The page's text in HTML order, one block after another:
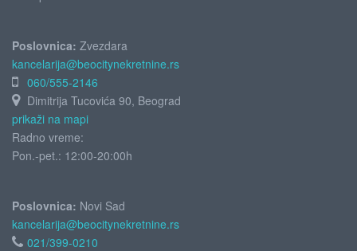
Poslovnica: Zvezdara
kancelarija@beocitynekretnine.rs
060/555-2146
Dimitrija Tucovića 90, Beograd
prikaži na mapi
Radno vreme:
Pon.-pet.: 12:00-20:00h
Poslovnica: Novi Sad
kancelarija@beocitynekretnine.rs
021/399-0210